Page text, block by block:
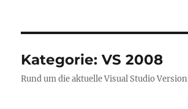
Kategorie:VS 2008
Rund um die aktuelle Visual Studio Version